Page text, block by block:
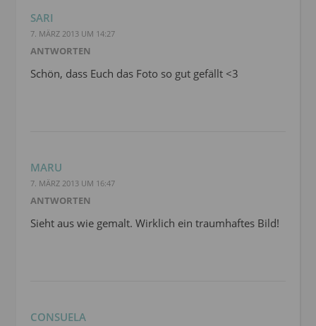
SARI
7. MÄRZ 2013 UM 14:27
ANTWORTEN
Schön, dass Euch das Foto so gut gefällt <3
MARU
7. MÄRZ 2013 UM 16:47
ANTWORTEN
Sieht aus wie gemalt. Wirklich ein traumhaftes Bild!
CONSUELA